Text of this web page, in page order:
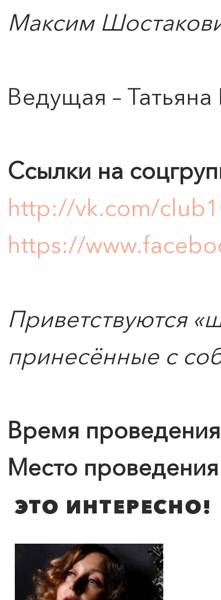
Максим
Ведущая – Татьяна
Ссылки на
http://vk.com/
https://
Приветствуются
принесённые с
Время
Место проведения
ЭТО ИНТЕРЕСНО!
Подробнее